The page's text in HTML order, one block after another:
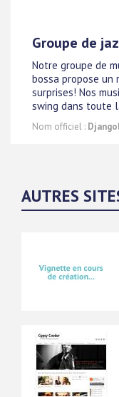
Groupe de
Notre groupe de
bossa propose
surprises! Nos
swing dans toute
Nom officiel :
AUTRES